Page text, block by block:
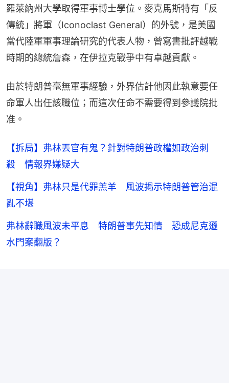
羅萊納州大學取得軍事博士學位。麥克馬斯特有「反
傳統」將軍（Iconoclast General）的外號，是美國
當代陸軍軍事理論研究的代表人物，曾寫書批評越戰
時期的總統詹森，在伊拉克戰爭中有卓越貢獻。
由於特朗普毫無軍事經驗，外界估計他因此執意要任
命軍人出任該職位；而這次任命不需要得到參議院批
准。
【拆局】弗林丟官有鬼？針對特朗普政權如政治刺
殺 情報界嫌疑大
【視角】弗林只是代罪羔羊 風波揭示特朗普管治混
亂不堪
弗林辭職風波未平息 特朗普事先知情 恐成尼克遜
水門案翻版？